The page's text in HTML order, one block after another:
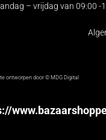
– vrijdag van 09:00 -
ontworpen door © MDG Digital